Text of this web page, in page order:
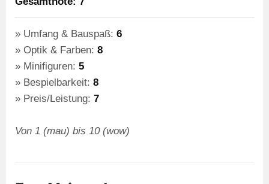
Umfang & Bauspaß: 6
Optik & Farben: 8
Minifiguren: 5
Bespielbarkeit: 8
Preis/Leistung: 7
Von 1 (mau) bis 10 (wow)